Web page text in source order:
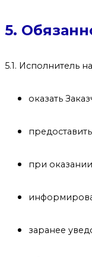
5.
5.1. Исполнитель
оказать
при оказании
заранее